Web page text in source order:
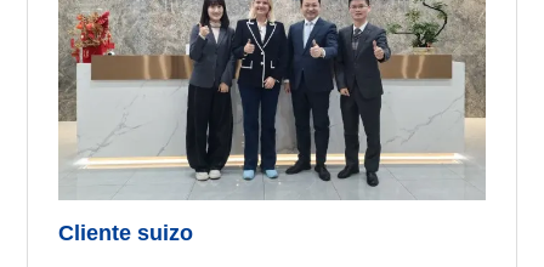
Cliente suizo